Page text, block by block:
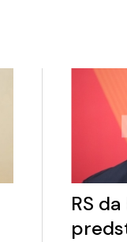
RS